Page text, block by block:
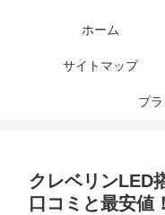
ホーム
サイトマップ
プ
クレベリンLED
口コミと最安値